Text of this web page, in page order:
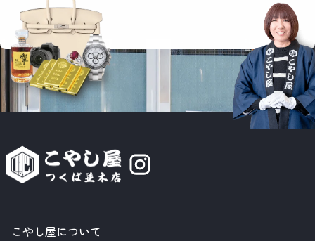
こやし屋について